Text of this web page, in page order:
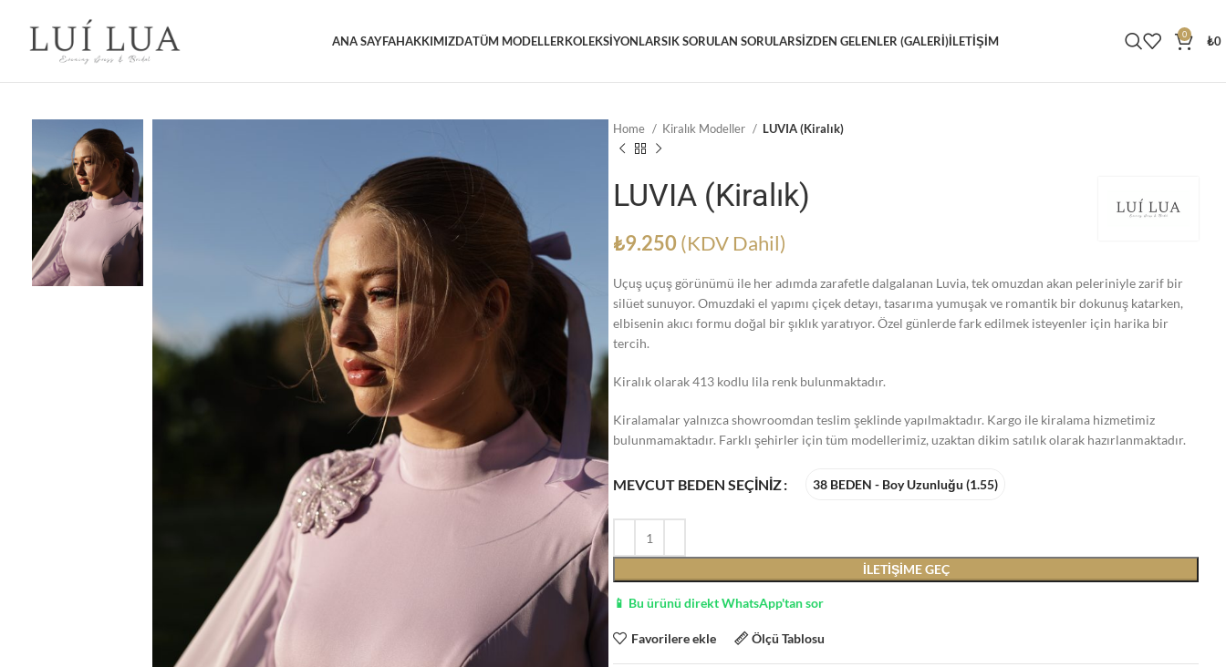
ANA SAYFAHAKKIMIZDATÜM MODELLERKOLEKSIYONLARSIK SORULAN SORULARSIZDEN GELENLER (GALERI)İLETIŞIM 0 ₺0
Home Kiralık Modeller LUVIA (Kiralık)
LUVIA (Kiralık)
₺9.250(KDV Dahil)
Uçuş uçuş görünümü ile her adımda zarafetle dalgalanan Luvia, tek omuzdan akan peleriniyle zarif bir
silüet sunuyor. Omuzdaki el yapımı çiçek detayı, tasarıma yumuşak ve romantik bir dokunuş katarken,
elbisenin akıcı formu doğal bir şıklık yaratıyor. Özel günlerde fark edilmek isteyenler için harika bir
tercih.
Kiralık olarak 413 kodlu lila renk bulunmaktadır.
Kiralamalar yalnızca showroomdan teslim şeklinde yapılmaktadır. Kargo ile kiralama hizmetimiz
bulunmamaktadır. Farklı şehirler için tüm modellerimiz, uzaktan dikim satılık olarak hazırlanmaktadır.
MEVCUT BEDEN SEÇINIZ 38 BEDEN - Boy Uzunluğu (1.55)
İLETIŞIME GEÇ
📱 Bu ürünü direkt WhatsApp'tan sor
Favorilere ekle Ölçü Tablosu